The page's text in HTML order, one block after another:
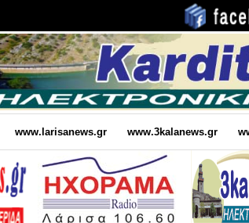
www.larisanews.gr www.3kalanews.gr